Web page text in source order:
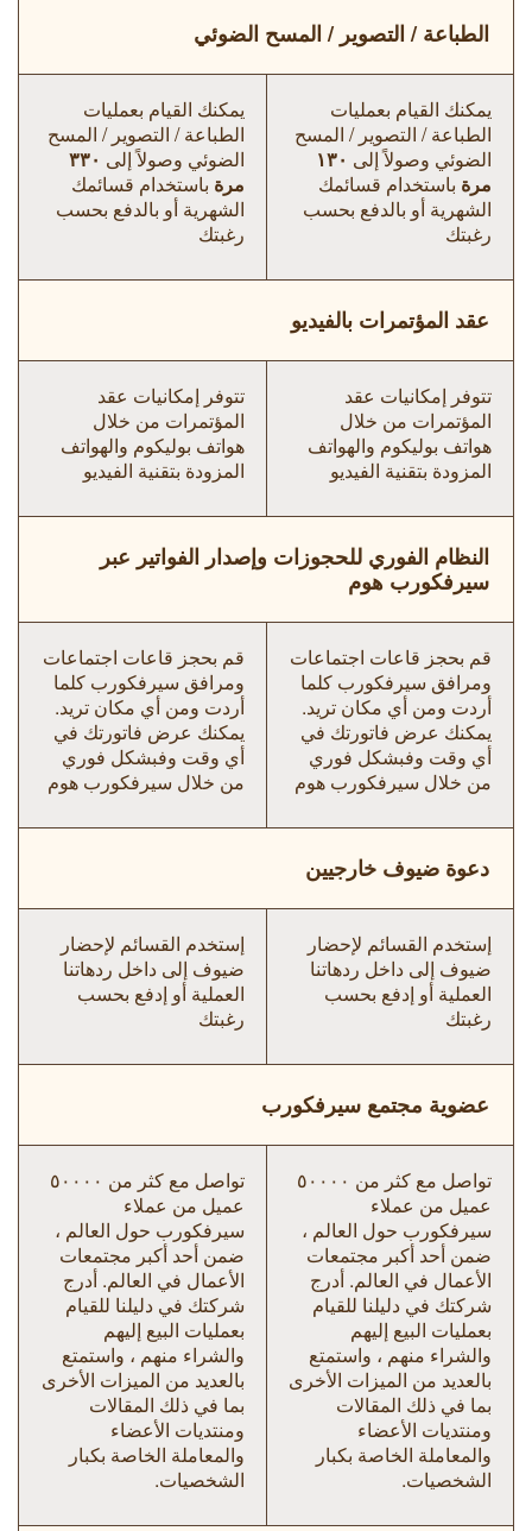
الطباعة / التصوير / المسح الضوئي
يمكنك القيام بعمليات
الطباعة / التصوير / المسح
الضوئي وصولاً إلى ١٣٠
مرة باستخدام قسائمك
الشهرية أو بالدفع بحسب
رغبتك
يمكنك القيام بعمليات
الطباعة / التصوير / المسح
الضوئي وصولاً إلى ٣٣٠
مرة باستخدام قسائمك
الشهرية أو بالدفع بحسب
رغبتك
عقد المؤتمرات بالفيديو
تتوفر إمكانيات عقد
المؤتمرات من خلال
هواتف بوليكوم والهواتف
المزودة بتقنية الفيديو
تتوفر إمكانيات عقد
المؤتمرات من خلال
هواتف بوليكوم والهواتف
المزودة بتقنية الفيديو
النظام الفوري للحجوزات وإصدار الفواتير عبر
سيرفكورب هوم
قم بحجز قاعات اجتماعات
ومرافق سيرفكورب كلما
أردت ومن أي مكان تريد.
يمكنك عرض فاتورتك في
أي وقت وفبشكل فوري
من خلال سيرفكورب هوم
قم بحجز قاعات اجتماعات
ومرافق سيرفكورب كلما
أردت ومن أي مكان تريد.
يمكنك عرض فاتورتك في
أي وقت وفبشكل فوري
من خلال سيرفكورب هوم
دعوة ضيوف خارجيين
إستخدم القسائم لإحضار
ضيوف إلى داخل ردهاتنا
العملية أو إدفع بحسب
رغبتك
إستخدم القسائم لإحضار
ضيوف إلى داخل ردهاتنا
العملية أو إدفع بحسب
رغبتك
عضوية مجتمع سيرفكورب
تواصل مع كثر من ٥٠٠٠٠
عميل من عملاء
سيرفكورب حول العالم ،
ضمن أحد أكبر مجتمعات
الأعمال في العالم. أدرج
شركتك في دليلنا للقيام
بعمليات البيع إليهم
والشراء منهم ، واستمتع
بالعديد من الميزات الأخرى
بما في ذلك المقالات
ومنتديات الأعضاء
والمعاملة الخاصة بكبار
الشخصيات.
تواصل مع كثر من ٥٠٠٠٠
عميل من عملاء
سيرفكورب حول العالم ،
ضمن أحد أكبر مجتمعات
الأعمال في العالم. أدرج
شركتك في دليلنا للقيام
بعمليات البيع إليهم
والشراء منهم ، واستمتع
بالعديد من الميزات الأخرى
بما في ذلك المقالات
ومنتديات الأعضاء
والمعاملة الخاصة بكبار
الشخصيات.